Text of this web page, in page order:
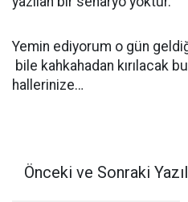
Yemin ediyorum o gün
bile kahkahadan kırılacak
hallerinize…
Önceki ve Sonraki